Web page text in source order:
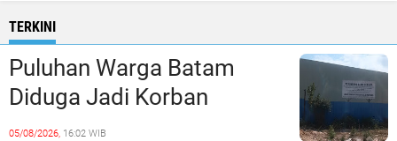
TERKINI
Puluhan Warga Batam
Diduga Jadi Korban
Penipuan Kavling Hingga
05/08/2026, 16:02 WIB